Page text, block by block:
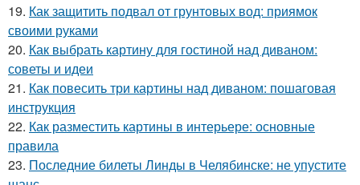
19. Как защитить подвал от грунтовых вод: приямок
своими руками
20. Как выбрать картину для гостиной над диваном:
советы и идеи
21. Как повесить три картины над диваном: пошаговая
инструкция
22. Как разместить картины в интерьере: основные
правила
23. Последние билеты Линды в Челябинске: не упустите